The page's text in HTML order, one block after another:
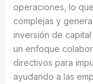
operaciones, lo
complejas y
inversión de
un enfoque
directivos para
ayudando a las